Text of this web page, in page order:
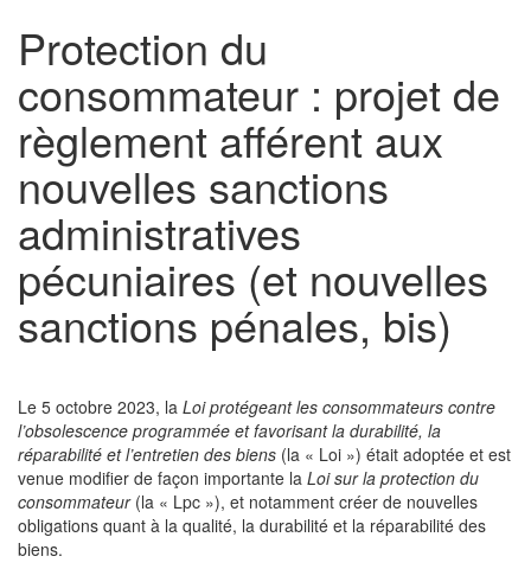
Protection du
consommateur : projet de
règlement afférent aux
nouvelles sanctions
administratives
pécuniaires (et nouvelles
sanctions pénales, bis)
Le 5 octobre 2023, la Loi protégeant les consommateurs contre
l’obsolescence programmée et favorisant la durabilité, la
réparabilité et l’entretien des biens (la « Loi ») était adoptée et est
venue modifier de façon importante la Loi sur la protection du
consommateur(la « Lpc »), et notamment créer de nouvelles
obligations quant à la qualité, la durabilité et la réparabilité des
biens.